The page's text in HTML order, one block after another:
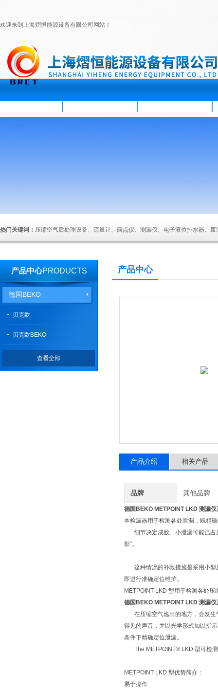
欢迎来到上海熠恒能源设备有限公司网站！
热门关键词： 压缩空气后处理设备、流量计、露点仪、测漏仪、电子液位排水器、
产品中心PRODUCTS
德国BEKO
贝克欧
贝克欧BEKO
查看全部
产品中心
产品介绍 相关产品
品牌 其他品牌
德国BEKO METPOINT LKD 测漏仪
本检漏器用于检测各处泄漏，既精
细节决定成败。小泄漏可能已占
影”。
这种情况的补救措施是采用小型
即进行准确定位维护。
METPOINT LKD 型用于检测各处压
德国BEKO METPOINT LKD 测漏仪
在压缩空气逸出的地方，会发生
得见的声音，并以光学形式加以指
条件下精确定位泄漏。
The METPOINT® LKD 型可检测
METPOINT LKD 型优势简介：
易于操作